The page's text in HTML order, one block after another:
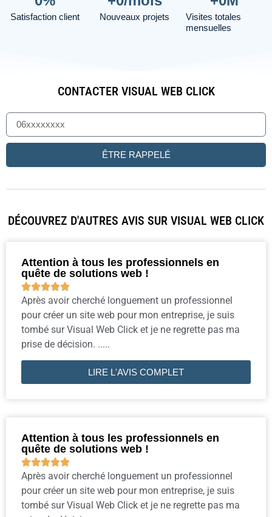
Satisfaction client Nouveaux projets
Visites totales
mensuelles
CONTACTER VISUAL WEB CLICK
ÊTRE RAPPELÉ
DÉCOUVREZ D'AUTRES AVIS SUR VISUAL WEB CLICK
Attention à tous les professionnels en
quête de solutions web !

Après avoir cherché longuement un professionnel
pour créer un site web pour mon entreprise, je suis
tombé sur Visual Web Click et je ne regrette pas ma
prise de décision. .....
LIRE L'AVIS COMPLET
Attention à tous les professionnels en
quête de solutions web !

Après avoir cherché longuement un professionnel
pour créer un site web pour mon entreprise, je suis
tombé sur Visual Web Click et je ne regrette pas ma